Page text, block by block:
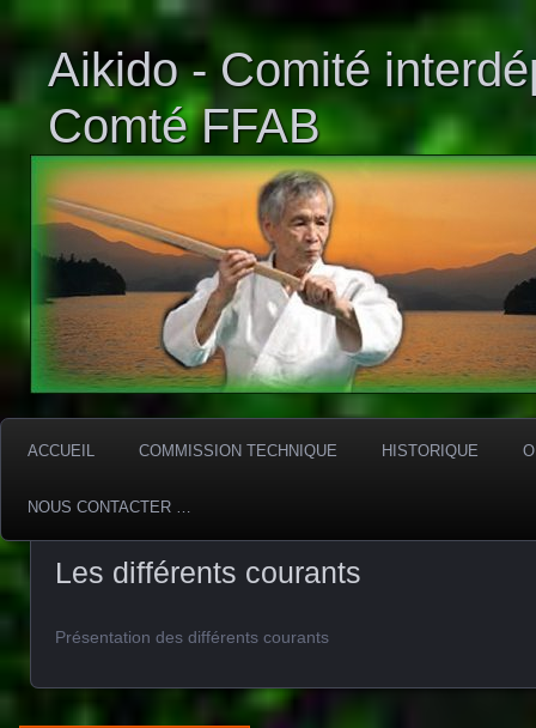
Aikido - Comité
Comté FFAB
ACCUEIL COMMISSION TECHNIQUE HISTORIQUE
NOUS CONTACTER …
Les différents courants
Présentation des différents courants